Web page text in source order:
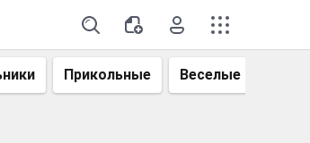
Прикольные Веселые